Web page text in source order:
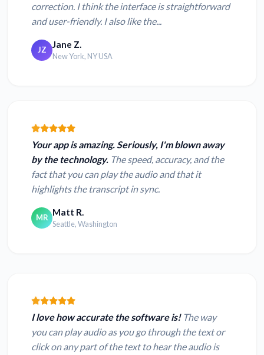
correction. I think the interface is straightforward
and user-friendly. I also like the...
JZ Jane Z.
New York, NY USA
Your app is amazing. Seriously, I'm blown away
by the technology. The speed, accuracy, and the
fact that you can play the audio and that it
highlights the transcript in sync.
MR Matt R.
Seattle, Washington
I love how accurate the software is!The way
you can play audio as you go through the text or
click on any part of the text to hear the audio is